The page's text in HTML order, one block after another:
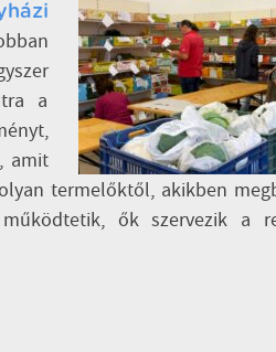
a
amit
termelőktől, akikben
ők szervezik a